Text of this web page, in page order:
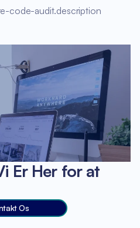
code-audit.description
Er Her for at
Os